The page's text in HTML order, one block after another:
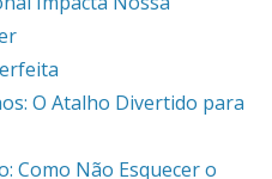
O Atalho Divertido para
Como Não Esquecer o